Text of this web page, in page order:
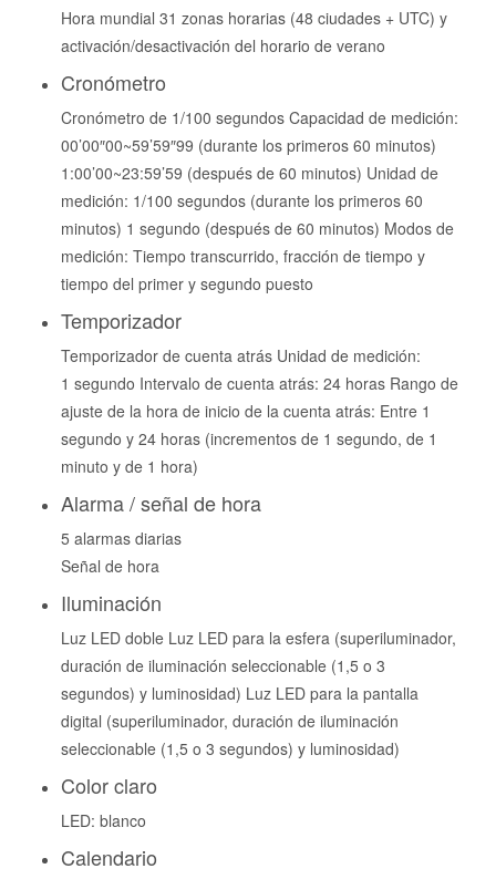
Hora mundial 31 zonas horarias (48 ciudades + UTC) y
activación/desactivación del horario de verano
Cronómetro
Cronómetro de 1/100 segundos Capacidad de medición:
00’00″00~59’59″99 (durante los primeros 60 minutos)
1:00’00~23:59’59 (después de 60 minutos) Unidad de
medición: 1/100 segundos (durante los primeros 60
minutos) 1 segundo (después de 60 minutos) Modos de
medición: Tiempo transcurrido, fracción de tiempo y
tiempo del primer y segundo puesto
Temporizador
Temporizador de cuenta atrás Unidad de medición:
1 segundo Intervalo de cuenta atrás: 24 horas Rango de
ajuste de la hora de inicio de la cuenta atrás: Entre 1
segundo y 24 horas (incrementos de 1 segundo, de 1
minuto y de 1 hora)
Alarma / señal de hora
5 alarmas diarias
Señal de hora
Iluminación
Luz LED doble Luz LED para la esfera (superiluminador,
duración de iluminación seleccionable (1,5 o 3
segundos) y luminosidad) Luz LED para la pantalla
digital (superiluminador, duración de iluminación
seleccionable (1,5 o 3 segundos) y luminosidad)
Color claro
LED: blanco
Calendario